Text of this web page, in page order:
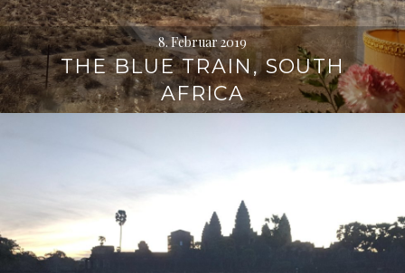
8. Februar 2019
THE BLUE TRAIN, SOUTH
AFRICA